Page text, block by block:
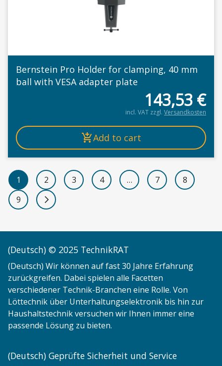
Bernstein Pro Holder for clamping, 40 mm
ball with VESA adapter plate
143,53 €
incl. VAT zzgl. Versandkosten
Add to cart
1 2 3 4 … 7
8
9
Next page
(Deutsch) © 2025 TechnikRAT
(Deutsch) Wir können auf fast 30 Jahre Erfahrung
zurückgreifen. Dabei spielen alle Facetten
verschiedener Technik-Branchen eine Rolle. Von
Löttechnik über Unterhaltungselektronik bis hin zur
Haushaltstechnik versuchen wir Ihnen immer eine
passende Lösung zu bieten.
(Deutsch) Geprüfte Sicherheit und Service